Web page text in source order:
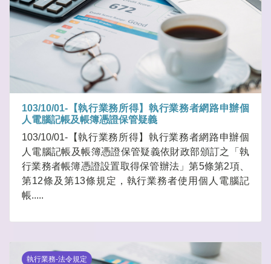
103/10/01-【執行業務所得】執行業務者網路申辦個
人電腦記帳及帳簿憑證保管疑義
103/10/01-【執行業務所得】執行業務者網路申辦個
人電腦記帳及帳簿憑證保管疑義依財政部頒訂之「執
行業務者帳簿憑證設置取得保管辦法」第5條第2項、
第12條及第13條規定，執行業務者使用個人電腦記
帳.....
執行業務-法令規定